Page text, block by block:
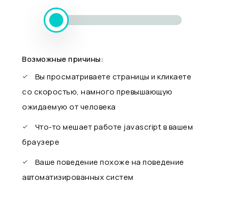
Возможные причины:
Вы просматриваете страницы и кликаете
со скоростью, намного превышающую
ожидаемую от человека
Что-то мешает работе javascript в вашем
браузере
Ваше поведение похоже на поведение
автоматизированных систем